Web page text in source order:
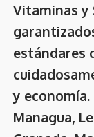
Vitaminas y
estándares
y
Managua,